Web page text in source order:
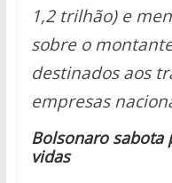
1,2 trilhão) e
sobre o
destinados aos
empresas
Bolsonaro sabota
vidas